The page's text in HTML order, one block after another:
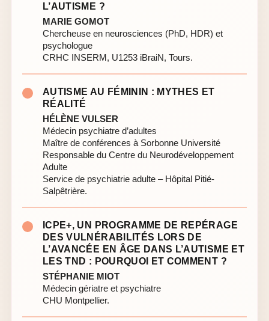
L’AUTISME ?
MARIE GOMOT
Chercheuse en neurosciences (PhD, HDR) et
psychologue
CRHC INSERM, U1253 iBraiN, Tours.
AUTISME AU FÉMININ : MYTHES ET
RÉALITÉ
HÉLÈNE VULSER
Médecin psychiatre d’adultes
Maître de conférences à Sorbonne Université
Responsable du Centre du Neurodéveloppement
Adulte
Service de psychiatrie adulte – Hôpital Pitié-
Salpêtrière.
ICPE+, UN PROGRAMME DE REPÉRAGE
DES VULNÉRABILITÉS LORS DE
L’AVANCÉE EN ÂGE DANS L’AUTISME ET
LES TND : POURQUOI ET COMMENT ?
STÉPHANIE MIOT
Médecin gériatre et psychiatre
CHU Montpellier.